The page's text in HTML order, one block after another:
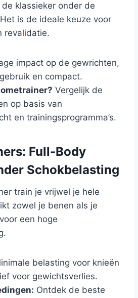
klassieker onder de
is de ideale keuze voor
revalidatie.
impact op de gewrichten,
en compact.
Vergelijk de
op basis van
en trainingsprogramma’s.
Full-Body
Schokbelasting
train je vrijwel je hele
zowel je benen als je
een hoge
belasting voor knieën
voor gewichtsverlies.
Ontdek de beste